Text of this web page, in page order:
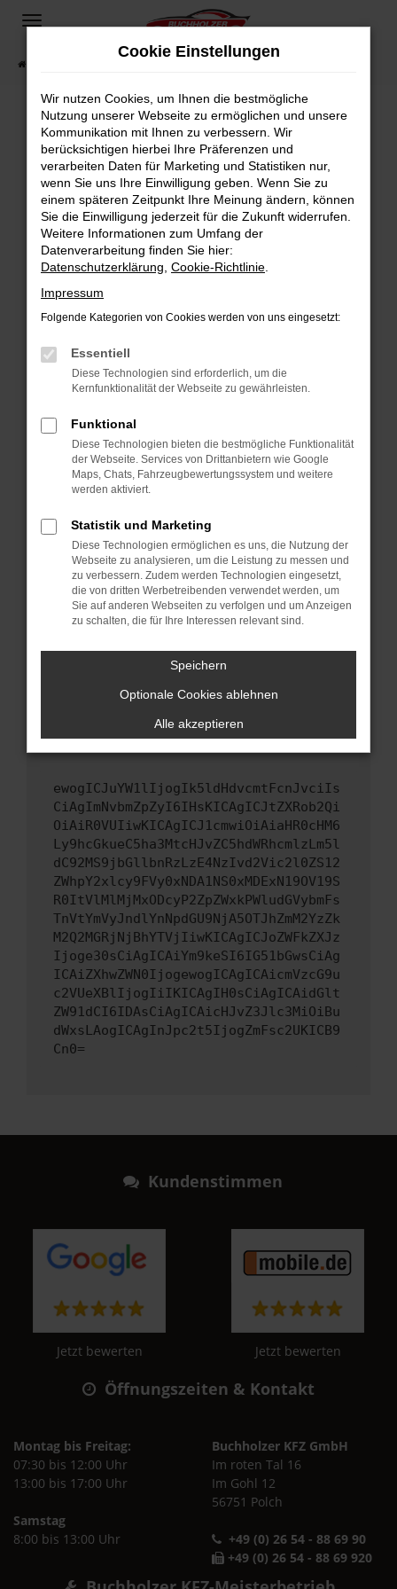
Zum
springen
Fahrzeugsuche
Fehler: Network Error
Beim Laden ist ein Fehler aufgetreten.
Hier sind ein paar Tipps, die dir helfen können:
Überprüfe deine Firewall und deine
Internetverbindung.
Laden andere Webseiten, zum Beispiel deine
Suchmaschine?
Prüfe deine Browsererweiterungen.
können das Laden bestimmter Seiten
verhindern. Funktioniert die Seite in einem
anderen Browser oder in einem privaten
Starte dein Gerät neu.
Das kann manchmal helfen, vorübergehende
Probleme zu beheben.
Betriebssystem auf dem neuesten Stand
sind.
Veraltete Software birgt nicht nur ein
Sicherheitsrisiko, sondern kann auch dazu
führen, dass bestimmte Funktionen nicht mehr
unterstützt werden.
Wende dich an den Webseitenbetreiber.
Wenn du alle oben genannten Schritte versucht
hast, kontaktiere uns bitte. Wir werden
versuchen, das Problem zu beheben. Du kannst
uns diesen Text schicken, um uns bei der
ewogICJuYW1lIjogIk5ldHdvcmtFcnJvciIs
CiAgImNvbmZpZyI6IHsKICAgICJtZXRob2Qi
OiAiR0VUIiwKICAgICJ1cmwiOiAiaHR0cHM6
Ly9hcGkueC5ha3MtcHJvZC5hdWRhcmlzLm5l
dC92MS9jbGllbnRzLzE4NzIvd2Vic2l0ZS12
ZWhpY2xlcy9FVy0xNDA1NS0xMDExN19OV19S
R0ItVlMlMjMxODcyP2ZpZWxkPWludGVybmFs
TnVtYmVyJndlYnNpdGU9NjA5OTJhZmM2YzZk
M2Q2MGRjNjBhYTVjIiwKICAgICJoZWFkZXJz
Ijoge30sCiAgICAiYm9keSI6IG51bGwsCiAg
ICAiZXhwZWN0IjogewogICAgICAicmVzcG9u
c2VUeXBlIjogIiIKICAgIH0sCiAgICAidGlt
ZW91dCI6IDAsCiAgICAicHJvZ3Jlc3MiOiBu
dWxsLAogICAgInJpc2t5IjogZmFsc2UKICB9
Cn0=
Kundenstimmen
Jetzt bewerten Jetzt bewerten
Öffnungszeiten & Kontakt
Montag bis Freitag:
07:30 bis 12:00 Uhr
13:00 bis 17:00 Uhr
Samstag
8:00 bis 13:00 Uhr
Buchholzer KFZ GmbH
Im roten Tal 16
Im Gohl 12
56751 Polch
+49 (0) 26 54 - 88 69 90
+49 (0) 26 54 - 88 69 920
Cookie Einstellungen
Wir nutzen Cookies, um Ihnen die bestmögliche
Nutzung unserer Webseite zu ermöglichen und unsere
Kommunikation mit Ihnen zu verbessern. Wir
berücksichtigen hierbei Ihre Präferenzen und
verarbeiten Daten für Marketing und Statistiken nur,
wenn Sie uns Ihre Einwilligung geben. Wenn Sie zu
einem späteren Zeitpunkt Ihre Meinung ändern, können
Sie die Einwilligung jederzeit für die Zukunft widerrufen.
Weitere Informationen zum Umfang der
Datenverarbeitung finden Sie hier:
Datenschutzerklärung Cookie-Richtlinie
Impressum
Folgende Kategorien von Cookies werden von uns eingesetzt:
Essentiell
Diese Technologien sind erforderlich, um die
Kernfunktionalität der Webseite zu gewährleisten.
Funktional
Diese Technologien bieten die bestmögliche Funktionalität
der Webseite. Services von Drittanbietern wie Google
Maps, Chats, Fahrzeugbewertungssystem und weitere
werden aktiviert.
Statistik und Marketing
Diese Technologien ermöglichen es uns, die Nutzung der
Webseite zu analysieren, um die Leistung zu messen und
zu verbessern. Zudem werden Technologien eingesetzt,
die von dritten Werbetreibenden verwendet werden, um
Sie auf anderen Webseiten zu verfolgen und um Anzeigen
zu schalten, die für Ihre Interessen relevant sind.
Speichern
Optionale Cookies ablehnen
Alle akzeptieren